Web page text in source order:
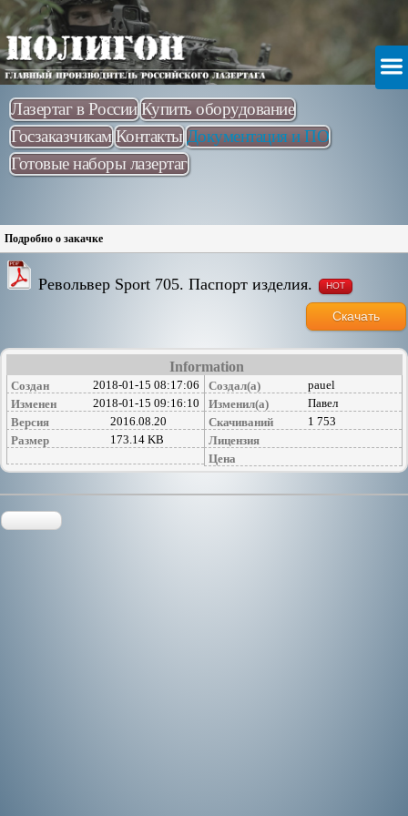
Лазертаг в России Купить оборудование
Госзаказчикам Контакты Документация и ПО
Готовые наборы лазертаг
Подробно о закачке
Револьвер Sport 705. Паспорт изделия. HOT
Скачать
Information
Создан
2018-01-15 08:17:06
Изменен
2018-01-15 09:16:10
Версия
2016.08.20
Размер
173.14 KB
Создал(а)
pauel
Изменил(а)
Павел
Скачиваний
1 753
Лицензия
Цена